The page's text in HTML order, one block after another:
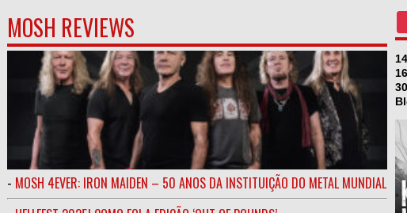
MOSH REVIEWS
- MOSH 4EVER: IRON MAIDEN – 50 ANOS DA INSTITUIÇÃO DO METAL MUNDIAL